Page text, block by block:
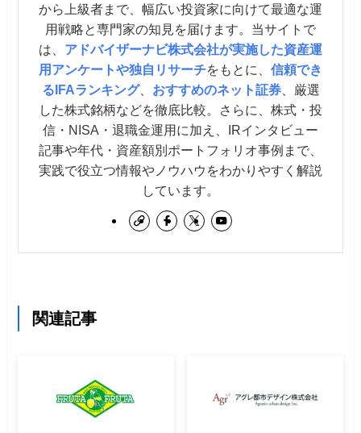
から上級者まで、幅広い投資家に向けて最適な運
用戦略と専門家の知見を届けます。当サイトで
は、 アドバイザーナビ株式会社が実施した資産運
用アンケートや独自リサーチをもとに、 信頼でき
るIFAランキング、 おすすめのネット証券、厳選
した株式銘柄などを徹底比較。さらに、株式・投
信・NISA・退職金運用に加え、IRインタビュー
記事や年代・資産額別ポートフォリオ事例まで、
実践で役立つ情報やノウハウをわかりやすく解説
しています。
関連記事